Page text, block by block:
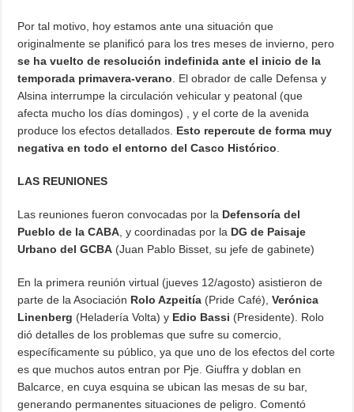
Por tal motivo, hoy estamos ante una situación que
originalmente se planificó para los tres meses de invierno, pero
se ha vuelto de resolución indefinida ante el inicio de la
temporada primavera-verano . El obrador de calle Defensa y
Alsina interrumpe la circulación vehicular y peatonal (que
afecta mucho los días domingos) , y el corte de la avenida
produce los efectos detallados. Esto repercute de forma muy
negativa en todo el entorno del Casco Histórico
LAS REUNIONES
Las reuniones fueron convocadas por la Defensoría del
Pueblo de la CABA , y coordinadas por la DG de Paisaje
Urbano del GCBA (Juan Pablo Bisset, su jefe de gabinete)
En la primera reunión virtual (jueves 12/agosto) asistieron de
parte de la Asociación Rolo Azpeitía (Pride Café),Verónica
Linenberg (Heladería Volta) y Edio Bassi (Presidente). Rolo
dió detalles de los problemas que sufre su comercio,
específicamente su público, ya que uno de los efectos del corte
es que muchos autos entran por Pje. Giuffra y doblan en
Balcarce, en cuya esquina se ubican las mesas de su bar,
generando permanentes situaciones de peligro. Comentó